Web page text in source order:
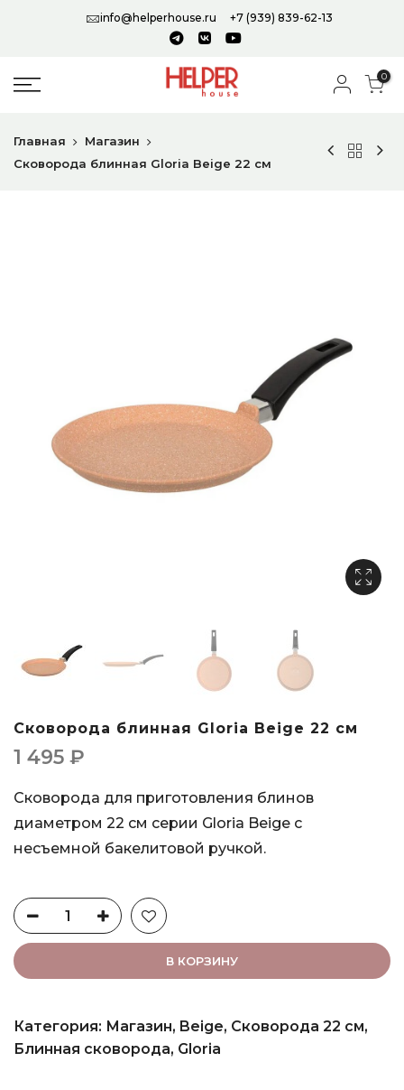
info@helperhouse.ru +7 (939) 839-62-13
0
Главная
Магазин
Сковорода блинная Gloria Beige 22 см
Сковорода блинная Gloria Beige 22 см
1 495 ₽
Сковорода для приготовления блинов
диаметром 22 см серии Gloria Beige с
несъемной бакелитовой ручкой.
В КОРЗИНУ
Категория: Магазин, Beige, Сковорода 22 см,
Блинная сковорода, Gloria